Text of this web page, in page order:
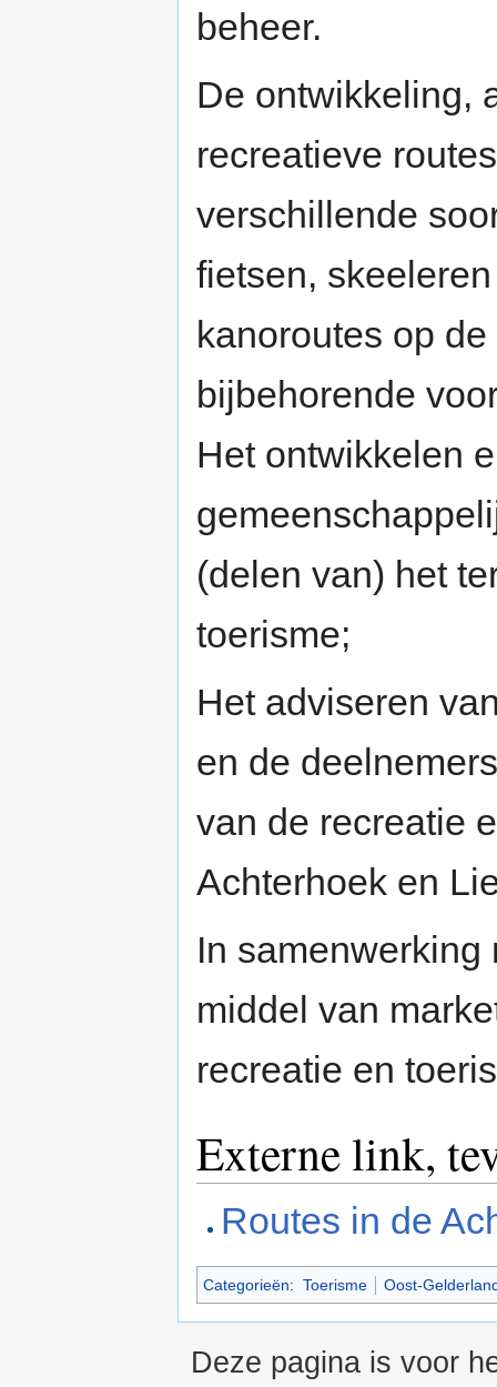
beheer.
De ontwikkeling,
recreatieve
verschillende
fietsen,
kanoroutes op de
bijbehorende
Het ontwikkelen
(delen van) het
toerisme;
Het adviseren
en de
van de recreatie
Achterhoek en
In
middel van
recreatie en
Externe link,
Routes in de
Categorieën: Toerisme Oost-
Deze pagina is voor